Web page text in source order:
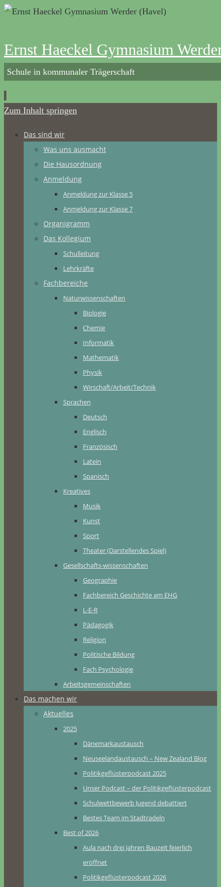
Ernst Haeckel Gymnasium
Schule in kommunaler Trägerschaft
Zum Inhalt springen
Das sind wir
Was uns ausmacht
Die Hausordnung
Anmeldung
Anmeldung zur Klasse 5
Anmeldung zur Klasse 7
Organigramm
Das Kollegium
Schulleitung
Lehrkräfte
Fachbereiche
Naturwissenschaften
Biologie
Chemie
Informatik
Mathematik
Physik
Wirschaft/Arbeit/Technik
Sprachen
Deutsch
Englisch
Französisch
Latein
Spanisch
Kreatives
Musik
Kunst
Sport
Theater (Darstellendes Spiel)
Gesellschafts-wissenschaften
Geographie
Fachbereich Geschichte am EHG
L-E-R
Pädagogik
Religion
Politische Bildung
Fach Psychologie
Arbeitsgemeinschaften
Das machen wir
Aktuelles
2025
Dänemarkaustausch
Neuseelandaustausch – New Zealand Blog
Politikgeflüsterpodcast 2025
Unser Podcast – der Politikgeflüsterpodcast
Schulwettbewerb Jugend debattiert
Bestes Team im Stadtradeln
Best of 2026
Aula nach drei Jahren Bauzeit feierlich
eröffnet
Politikgeflüsterpodcast 2026